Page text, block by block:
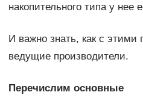
накопительного типа у нее
И важно знать, как с
ведущие производители.
Перечислим основные